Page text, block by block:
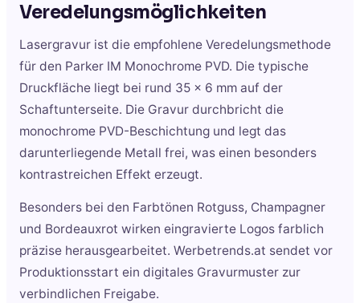
Veredelungsmöglichkeiten
Lasergravur ist die empfohlene Veredelungsmethode
für den Parker IM Monochrome PVD. Die typische
Druckfläche liegt bei rund 35 x 6 mm auf der
Schaftunterseite. Die Gravur durchbricht die
monochrome PVD-Beschichtung und legt das
darunterliegende Metall frei, was einen besonders
kontrastreichen Effekt erzeugt.
Besonders bei den Farbtönen Rotguss, Champagner
und Bordeauxrot wirken eingravierte Logos farblich
präzise herausgearbeitet. Werbetrends.at sendet vor
Produktionsstart ein digitales Gravurmuster zur
verbindlichen Freigabe.